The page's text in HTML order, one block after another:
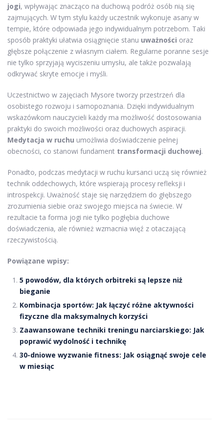
jogi, wpływając znacząco na duchową podróż osób nią się
zajmujących. W tym stylu każdy uczestnik wykonuje asany w
tempie, które odpowiada jego indywidualnym potrzebom. Taki
sposób praktyki ułatwia osiągnięcie stanu uważności oraz
głębsze połączenie z własnym ciałem. Regularne poranne sesje
nie tylko sprzyjają wyciszeniu umysłu, ale także pozwalają
odkrywać skryte emocje i myśli.
Uczestnictwo w zajęciach Mysore tworzy przestrzeń dla
osobistego rozwoju i samopoznania. Dzięki indywidualnym
wskazówkom nauczycieli każdy ma możliwość dostosowania
praktyki do swoich możliwości oraz duchowych aspiracji.
Medytacja w ruchu umożliwia doświadczenie pełnej
obecności, co stanowi fundament transformacji duchowej.
Ponadto, podczas medytacji w ruchu kursanci uczą się również
technik oddechowych, które wspierają procesy refleksji i
introspekcji. Uważność staje się narzędziem do głębszego
zrozumienia siebie oraz swojego miejsca na świecie. W
rezultacie ta forma jogi nie tylko pogłębia duchowe
doświadczenia, ale również wzmacnia więź z otaczającą
rzeczywistością.
Powiązane wpisy:
5 powodów, dla których orbitreki są lepsze niż
bieganie
Kombinacja sportów: Jak łączyć różne aktywności
fizyczne dla maksymalnych korzyści
Zaawansowane techniki treningu narciarskiego: Jak
poprawić wydolność i technikę
30-dniowe wyzwanie fitness: Jak osiągnąć swoje cele
w miesiąc